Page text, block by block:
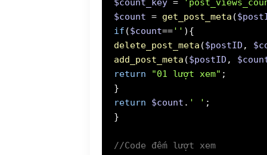
$count_key =
$count = get_post_meta (
if ($count==''
delete_post_meta ($postID ,
add_post_meta ($postID ,
return
"01 lượt xem" ;
return
$count . ' ' ;
}
//Code đếm lượt xem